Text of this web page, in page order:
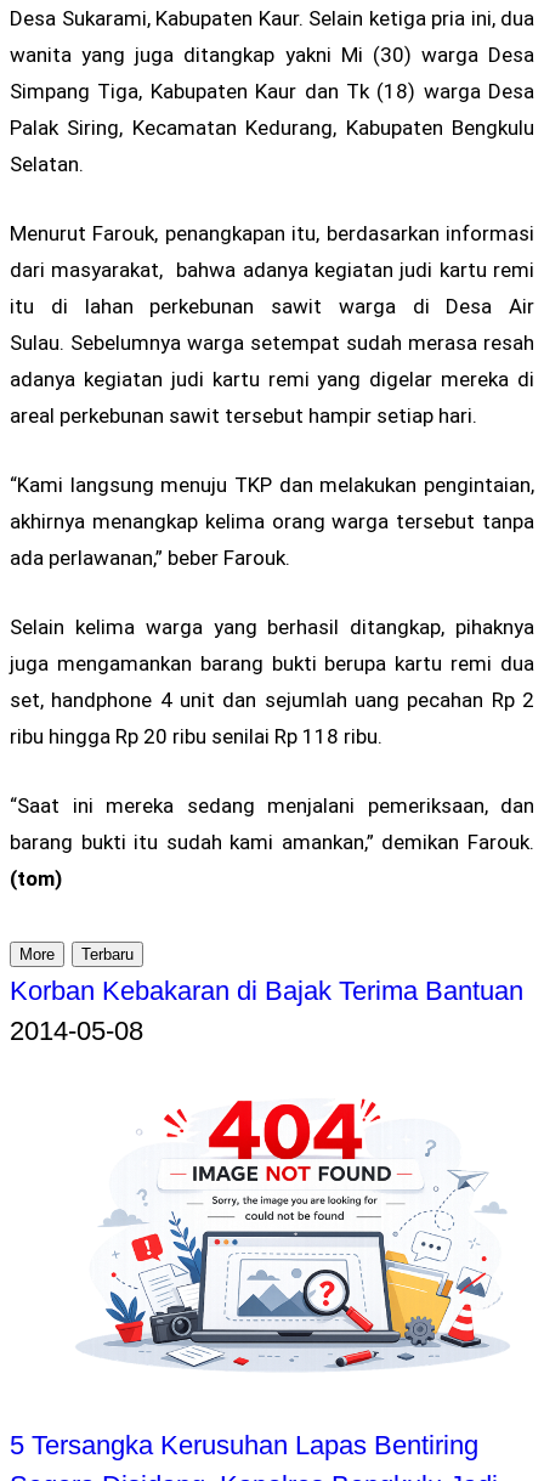
Desa Sukarami, Kabupaten Kaur. Selain ketiga pria ini, dua
wanita yang juga ditangkap yakni Mi (30) warga Desa
Simpang Tiga, Kabupaten Kaur dan Tk (18) warga Desa
Palak Siring, Kecamatan Kedurang, Kabupaten Bengkulu
Selatan.
Menurut Farouk, penangkapan itu, berdasarkan informasi
dari masyarakat, bahwa adanya kegiatan judi kartu remi
itu di lahan perkebunan sawit warga di Desa Air
Sulau. Sebelumnya warga setempat sudah merasa resah
adanya kegiatan judi kartu remi yang digelar mereka di
areal perkebunan sawit tersebut hampir setiap hari.
“Kami langsung menuju TKP dan melakukan pengintaian,
akhirnya menangkap kelima orang warga tersebut tanpa
ada perlawanan,” beber Farouk.
Selain kelima warga yang berhasil ditangkap, pihaknya
juga mengamankan barang bukti berupa kartu remi dua
set, handphone 4 unit dan sejumlah uang pecahan Rp 2
ribu hingga Rp 20 ribu senilai Rp 118 ribu.
“Saat ini mereka sedang menjalani pemeriksaan, dan
barang bukti itu sudah kami amankan,” demikan Farouk.
(tom)
More Terbaru
Korban Kebakaran di Bajak Terima Bantuan
2014-05-08
5 Tersangka Kerusuhan Lapas Bentiring